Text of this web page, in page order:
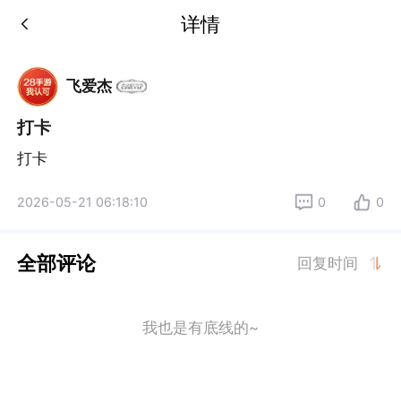
详情
飞爱杰
打卡
打卡
2026-05-21 06:18:10 0 0
全部评论 回复时间
我也是有底线的~